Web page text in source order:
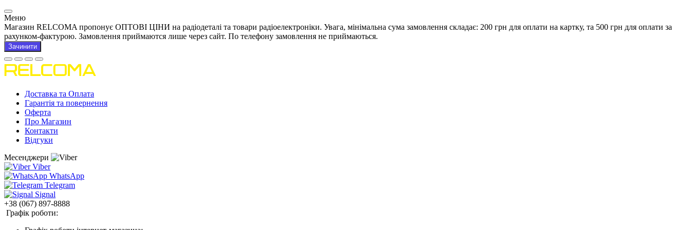
Меню
Магазин RELCOMA пропонує ОПТОВІ ЦІНИ на радіодеталі та товари радіоелектроніки. Увага, мінімальна сума замовлення складає: 200 грн для оплати на картку, та 500 грн для оплати за
рахунком-фактурою. Замовлення приймаются лише через сайт. По телефону замовлення не приймаються.
Зачинити
Доставка та Оплата
Гарантія та повернення
Оферта
Про Магазин
Контакти
Відгуки
Месенджери
Viber
WhatsApp
Telegram
Signal
+38 (067) 897-8888
Графік роботи: